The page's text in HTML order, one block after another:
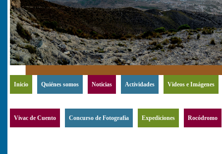
Inicio Quiénes somos Noticias Actividades Videos e Imágenes
Vivac de Cuento Concurso de Fotografia Expediciones Rocódromo